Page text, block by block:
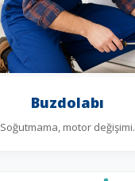
Buzdolabı
Soğutmama, motor değişimi.